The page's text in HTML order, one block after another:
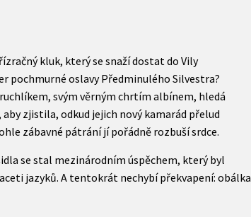
kluk, který se snaží dostat do Vily
pochmurné oslavy Předminulého Silvestra?
svým věrným chrtím albínem, hledá
zjistila, odkud jejich nový kamarád přelud
zábavné pátrání jí pořádně rozbuší srdce.
se stal mezinárodním úspěchem, který byl
jazyků. A tentokrát nechybí překvapení: obálka